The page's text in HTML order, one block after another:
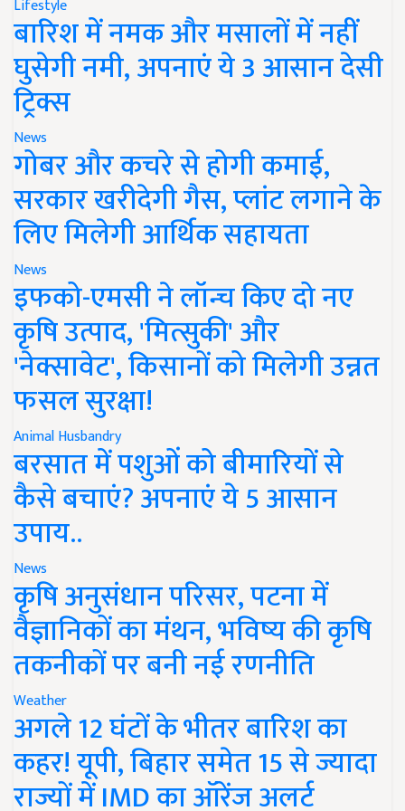
Lifestyle
बारिश में नमक और मसालों में नहीं
घुसेगी नमी, अपनाएं ये 3 आसान देसी
ट्रिक्स
News
गोबर और कचरे से होगी कमाई,
सरकार खरीदेगी गैस, प्लांट लगाने के
लिए मिलेगी आर्थिक सहायता
News
इफको-एमसी ने लॉन्च किए दो नए
कृषि उत्पाद, 'मित्सुकी' और
'नेक्सावेट', किसानों को मिलेगी उन्नत
फसल सुरक्षा!
Animal Husbandry
बरसात में पशुओं को बीमारियों से
कैसे बचाएं? अपनाएं ये 5 आसान
उपाय..
News
कृषि अनुसंधान परिसर, पटना में
वैज्ञानिकों का मंथन, भविष्य की कृषि
तकनीकों पर बनी नई रणनीति
Weather
अगले 12 घंटों के भीतर बारिश का
कहर! यूपी, बिहार समेत 15 से ज्यादा
राज्यों में IMD का ऑरेंज अलर्ट